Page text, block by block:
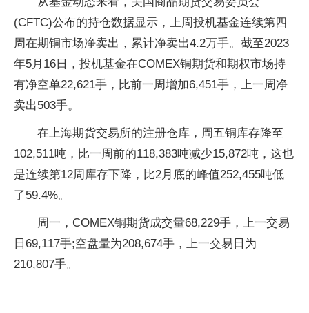
(CFTC)公布的持仓数据显示，上周投机基金连续第四
周在期铜市场净卖出，累计净卖出4.2万手。截至2023
年5月16日，投机基金在COMEX铜期货和期权市场持
有净空单22,621手，比前一周增加6,451手，上一周净
卖出503手。
在上海期货交易所的注册仓库，周五铜库存降至
102,511吨，比一周前的118,383吨减少15,872吨，这也
是连续第12周库存下降，比2月底的峰值252,455吨低
了59.4%。
周一，COMEX铜期货成交量68,229手，上一交易
日69,117手;空盘量为208,674手，上一交易日为
210,807手。